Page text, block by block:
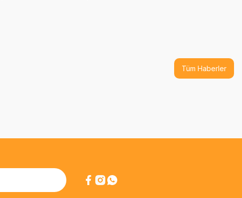
Tüm Haberler